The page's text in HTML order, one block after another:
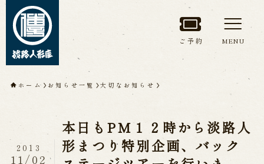
トップページ
淡路人形座について
淡路人形座とは
座員紹介
人間国宝 故鶴澤友路師匠
ご予約 MENU
ホーム お知らせ一覧 大切なお知らせ
本日もPM１２時から淡路人
形まつり特別企画、バック
2013
11/02